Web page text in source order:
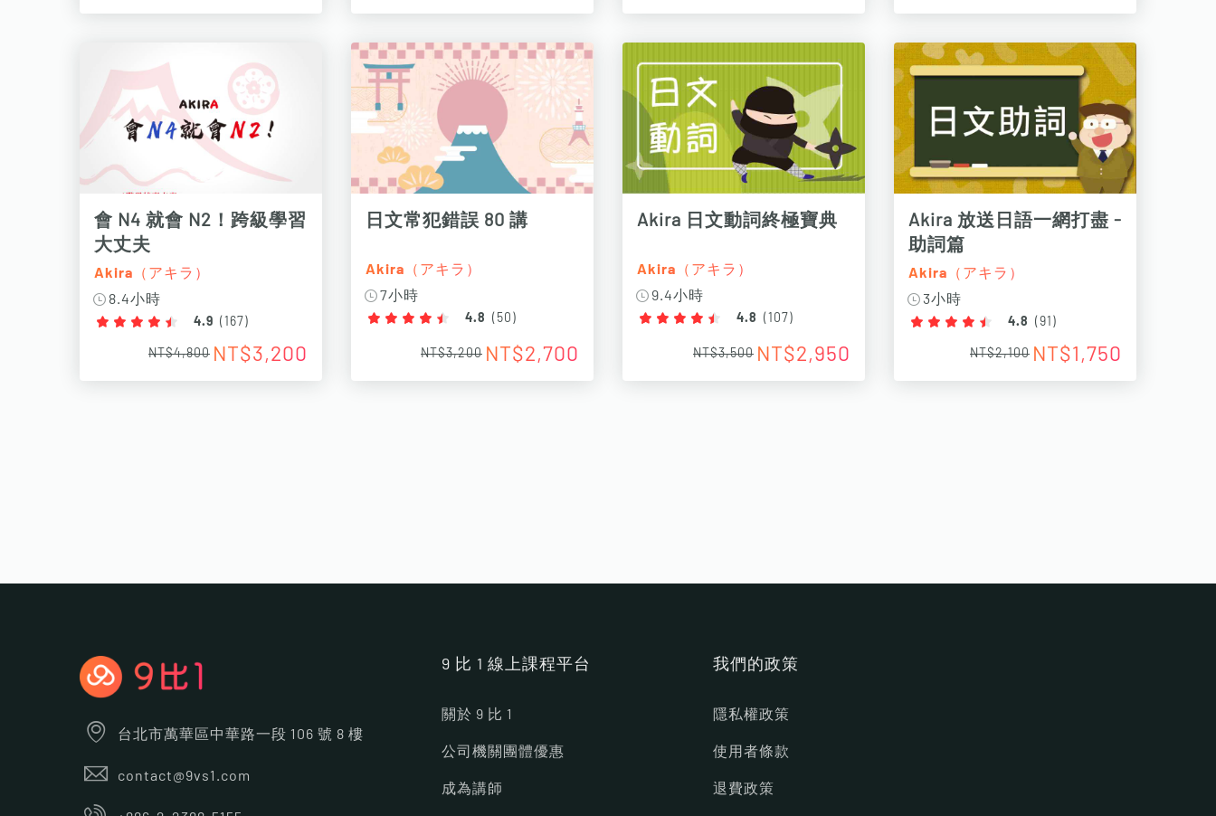
會 N4 就會 N2！跨級學習
大丈夫
Akira（アキラ）
8.4小時
4.9 ( 167 )
NT$4,800 NT$3,200
日文常犯錯誤 80 講
Akira（アキラ）
7小時
4.8 ( 50 )
NT$3,200 NT$2,700
Akira 日文動詞終極寶典
Akira（アキラ）
9.4小時
4.8 ( 107 )
NT$3,500 NT$2,950
Akira 放送日語一網打盡 -
助詞篇
Akira（アキラ）
3小時
4.8 ( 91 )
NT$2,100 NT$1,750
台北市萬華區中華路一段 106 號 8 樓
contact@9vs1.com
9 比 1 線上課程平台
關於 9 比 1
公司機關團體優惠
成為講師
我們的政策
隱私權政策
使用者條款
退費政策